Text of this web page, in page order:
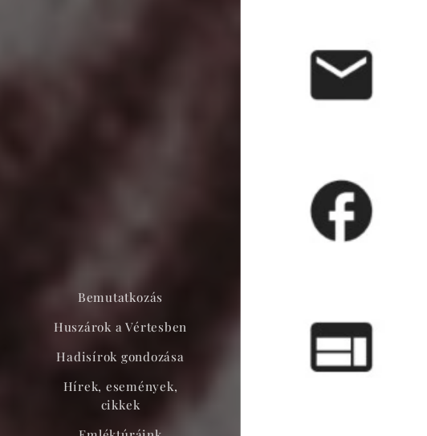
Bemutatkozás
Huszárok a Vértesben
Hadisírok gondozása
Hírek, események,
cikkek